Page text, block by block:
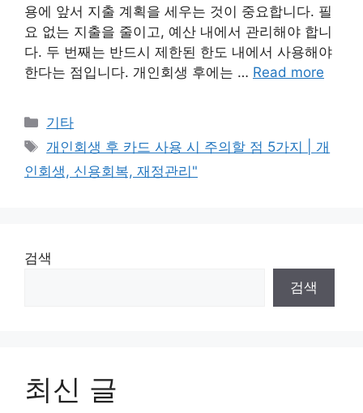
용에 앞서 지출 계획을 세우는 것이 중요합니다. 필
요 없는 지출을 줄이고, 예산 내에서 관리해야 합니
다. 두 번째는 반드시 제한된 한도 내에서 사용해야
한다는 점입니다. 개인회생 후에는 … Read more
Categories
기타
Tags
개인회생 후 카드 사용 시 주의할 점 5가지 | 개
인회생, 신용회복, 재정관리"
검색
검색
최신 글